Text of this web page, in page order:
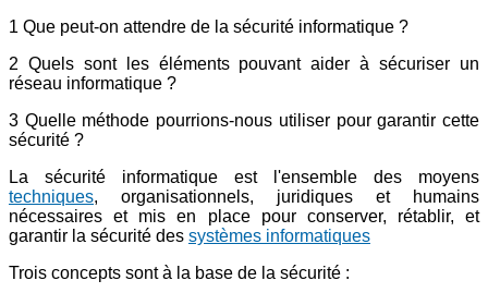
1 Que peut-on attendre de la sécurité informatique ?
2 Quels sont les éléments pouvant aider à sécuriser un
réseau informatique ?
3 Quelle méthode pourrions-nous utiliser pour garantir cette
sécurité ?
La sécurité informatique est l'ensemble des moyens
techniques, organisationnels, juridiques et humains
nécessaires et mis en place pour conserver, rétablir, et
garantir la sécurité des systèmes informatiques
Trois concepts sont à la base de la sécurité :